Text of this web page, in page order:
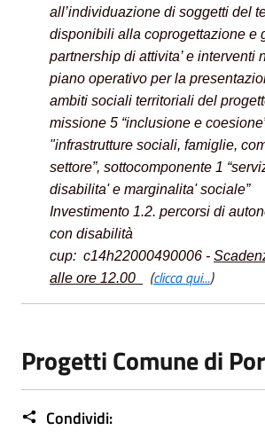
all’individuazione di soggetti del
disponibili alla coprogettazione e
partnership di attivita’ e interventi
piano operativo per la
ambiti sociali territoriali del
missione 5 “inclusione e
"infrastrutture sociali, famiglie,
settore”, sottocomponente 1
disabilita' e marginalita' sociale”
Investimento 1.2. percorsi di
con disabilità
cup: c14h22000490006 -
alle ore 12.00
(clicca qui...)
Progetti Comune di
Condividi: